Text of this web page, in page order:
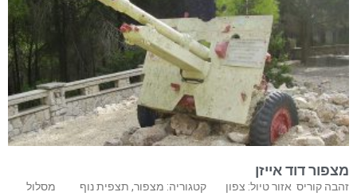
מצפור דוד אייזן
זהבה קוריס אזור טיול: צפון קטגוריה: מצפור, תצפית נוף מסלול